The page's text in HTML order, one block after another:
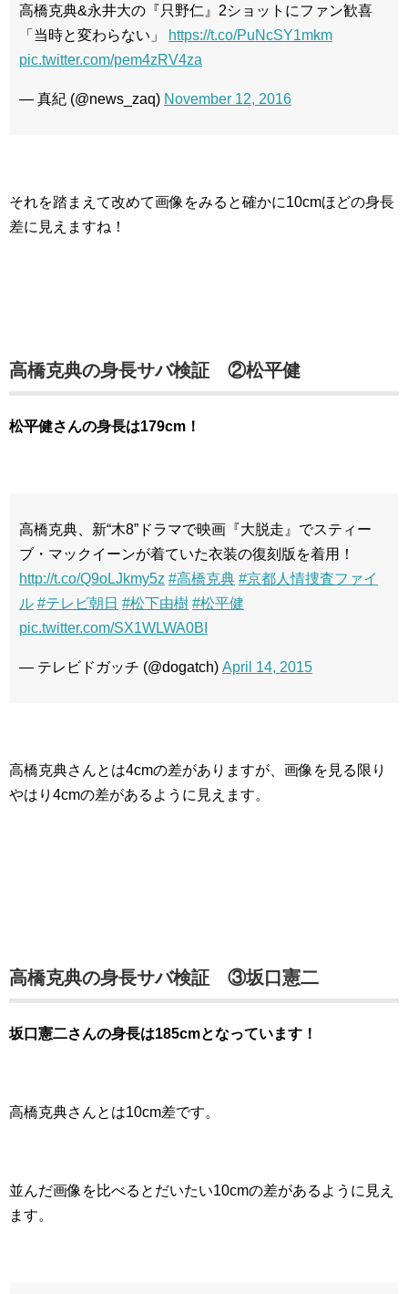
高橋克典&永井大の『只野仁』2ショットにファン歓喜
「当時と変わらない」
https://t.co/PuNcSY1mkm
pic.twitter.com/pem4zRV4za
— 真紀 (@news_zaq) November 12, 2016
それを踏まえて改めて画像をみると確かに10cmほどの身長
差に見えますね！
高橋克典の身長サバ検証 ②松平健
松平健さんの身長は179cm！
高橋克典、新“木8”ドラマで映画『大脱走』でスティー
ブ・マックイーンが着ていた衣装の復刻版を着用！
http://t.co/Q9oLJkmy5z #高橋克典 #京都人情捜査ファイ
ル #テレビ朝日 #松下由樹 #松平健
pic.twitter.com/SX1WLWA0BI
— テレビドガッチ (@dogatch) April 14, 2015
高橋克典さんとは4cmの差がありますが、画像を見る限り
やはり4cmの差があるように見えます。
高橋克典の身長サバ検証 ③坂口憲二
坂口憲二さんの身長は185cmとなっています！
高橋克典さんとは10cm差です。
並んだ画像を比べるとだいたい10cmの差があるように見え
ます。